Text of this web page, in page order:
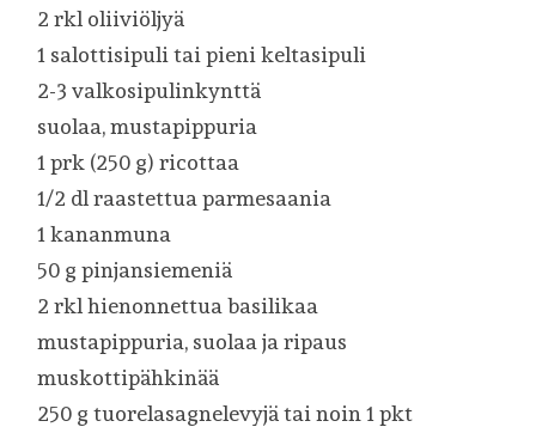
2 rkl oliiviöljyä
1 salottisipuli tai pieni keltasipuli
2-3 valkosipulinkynttä
suolaa, mustapippuria
1 prk (250 g) ricottaa
1/2 dl raastettua parmesaania
1 kananmuna
50 g pinjansiemeniä
2 rkl hienonnettua basilikaa
mustapippuria, suolaa ja ripaus
muskottipähkinää
250 g tuorelasagnelevyjä tai noin 1 pkt